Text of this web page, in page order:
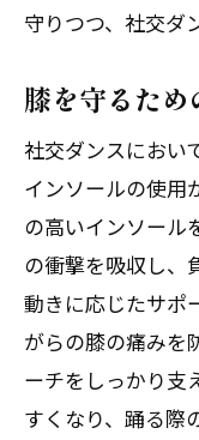
守りつつ、社交ダ
膝を守るた
社交ダンスにおい
インソールの使用
の高いインソール
の衝撃を吸収し、
動きに応じたサポ
がらの膝の痛みを
ーチをしっかり支
すくなり、踊る際